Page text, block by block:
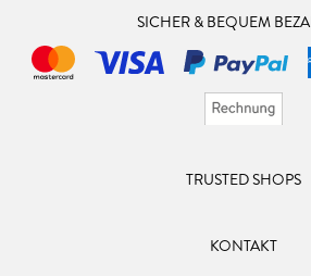
SICHER & BEQUEM
TRUSTED SHOPS
KONTAKT